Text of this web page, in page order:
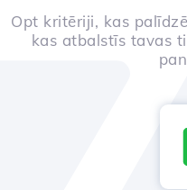
Opt kritēriji, kas
kas atbalstīs tavas